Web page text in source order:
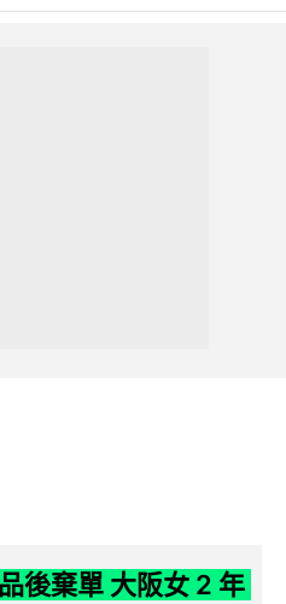
後棄單 大阪女 2 年